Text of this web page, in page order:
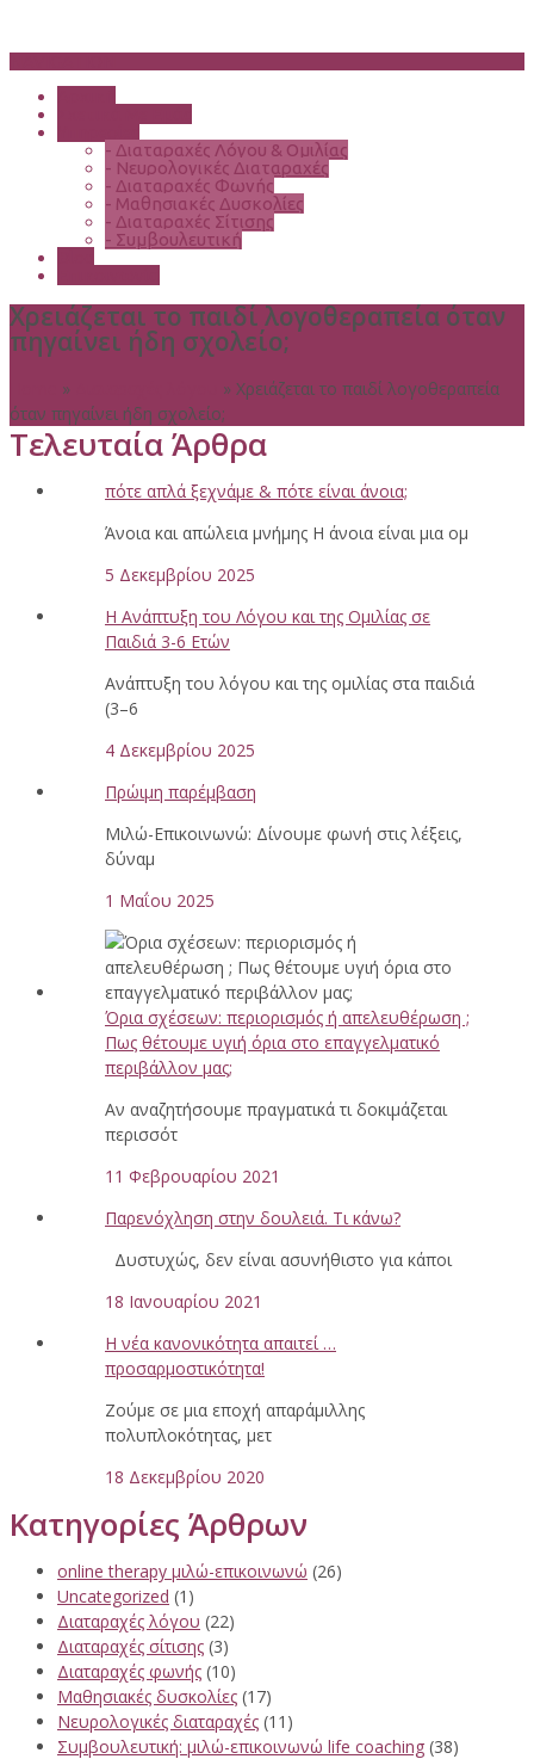
- Διαταραχές Λόγου & Ομιλίας
- Νευρολογικές Διαταραχές
- Διαταραχές Φωνής
- Μαθησιακές Δυσκολίες
- Διαταραχές Σίτισης
- Συμβουλευτική
Χρειάζεται το παιδί λογοθεραπεία όταν
πηγαίνει ήδη σχολείο;
» » Χρειάζεται το παιδί λογοθεραπεία
όταν πηγαίνει ήδη σχολείο;
Τελευταία Άρθρα
πότε απλά ξεχνάμε & πότε είναι άνοια;
Άνοια και απώλεια μνήμης Η άνοια είναι μια ομ
5 Δεκεμβρίου 2025
Η Ανάπτυξη του Λόγου και της Ομιλίας σε
Παιδιά 3-6 Ετών
Ανάπτυξη του λόγου και της ομιλίας στα παιδιά
(3–6
4 Δεκεμβρίου 2025
Πρώιμη παρέμβαση
Μιλώ-Επικοινωνώ: Δίνουμε φωνή στις λέξεις,
δύναμ
1 Μαΐου 2025
Όρια σχέσεων: περιορισμός ή απελευθέρωση ;
Πως θέτουμε υγιή όρια στο επαγγελματικό
περιβάλλον μας;
Αν αναζητήσουμε πραγματικά τι δοκιμάζεται
περισσότ
11 Φεβρουαρίου 2021
Παρενόχληση στην δουλειά. Τι κάνω?
Δυστυχώς, δεν είναι ασυνήθιστο για κάποι
18 Ιανουαρίου 2021
Η νέα κανονικότητα απαιτεί …
προσαρμοστικότητα!
Ζούμε σε μια εποχή απαράμιλλης
πολυπλοκότητας, μετ
18 Δεκεμβρίου 2020
Κατηγορίες Άρθρων
online therapy μιλώ-επικοινωνώ (26)
Uncategorized (1)
Διαταραχές λόγου (22)
Διαταραχές σίτισης (3)
Διαταραχές φωνής (10)
Μαθησιακές δυσκολίες (17)
Νευρολογικές διαταραχές (11)
Συμβουλευτική: μιλώ-επικοινωνώ life coaching (38)